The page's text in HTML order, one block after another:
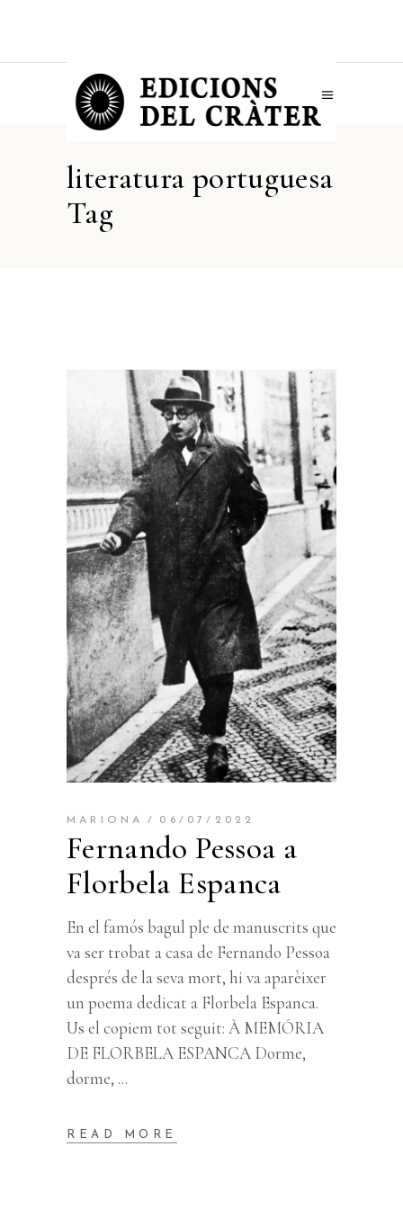
literatura portuguesa
Tag
MARIONA 06/07/2022
Fernando Pessoa a
Florbela Espanca
En el famós bagul ple de manuscrits que
va ser trobat a casa de Fernando Pessoa
després de la seva mort, hi va aparèixer
un poema dedicat a Florbela Espanca.
Us el copiem tot seguit: À MEMÓRIA
DE FLORBELA ESPANCA Dorme,
dorme,
READ MORE